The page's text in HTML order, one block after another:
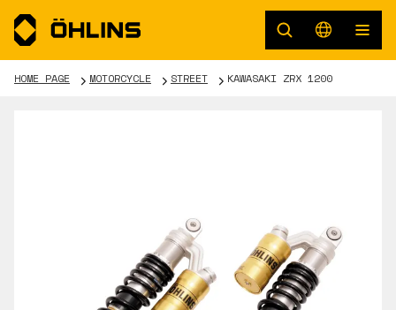
HOME PAGE MOTORCYCLE STREET KAWASAKI ZRX 1200